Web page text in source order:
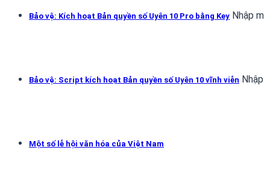
Bảo vệ: Kích hoạt Bản quyền số Uyên 10 Pro bằng Key Nhập
Bảo vệ: Script kích hoạt Bản quyền số Uyên 10 vĩnh viễn
Một số lễ hội văn hóa của Việt Nam